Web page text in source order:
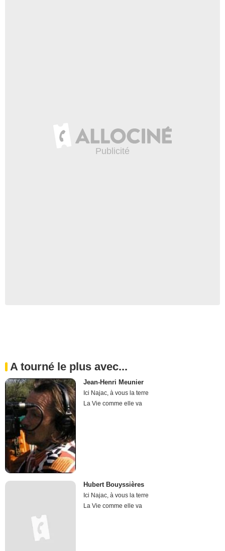
A tourné le plus avec...
Jean-Henri Meunier
Ici Najac, à vous la terre
La Vie comme elle va
Hubert Bouyssières
Ici Najac, à vous la terre
La Vie comme elle va